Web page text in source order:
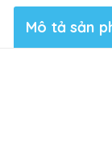
Mô tả sản